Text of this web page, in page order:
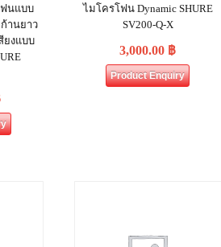
นแบบ
านยาว
ยงแบบ
ไมโครโฟน Dynamic SHURE
SV200-Q-X
3,000.00 ฿
Product Enquiry